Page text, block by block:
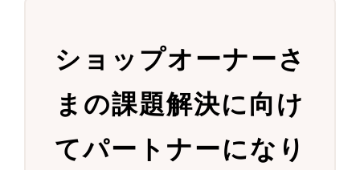
ショップオーナーさ
まの課題解決に向け
てパートナーになり